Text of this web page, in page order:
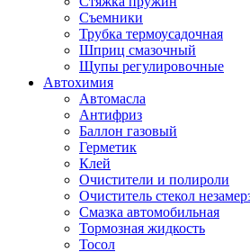
Съемники
Трубка термоусадочная
Шприц смазочный
Щупы регулировочные
Автохимия
Автомасла
Антифриз
Баллон газовый
Герметик
Клей
Очистители и полироли
Очиститель стекол
Смазка автомобильная
Тормозная жидкость
Тосол